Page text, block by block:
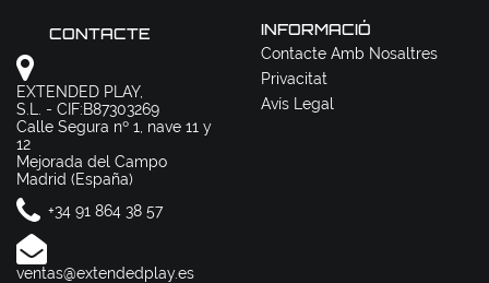
CONTACTE
EXTENDED PLAY,
S.L. - CIF:B87303269
Calle Segura nº 1, nave 11 y
12
Mejorada del Campo
Madrid (España)
+34 91 864 38 57
ventas@extendedplay.es
INFORMACIÓ
Contacte Amb Nosaltres
Privacitat
Avís Legal